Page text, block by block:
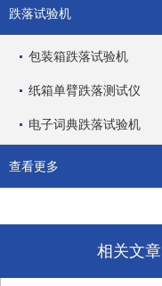
跌落试验机
包装箱跌落试验机
纸箱单臂跌落测试仪
电子词典跌落试验机
查看更多
相关文章